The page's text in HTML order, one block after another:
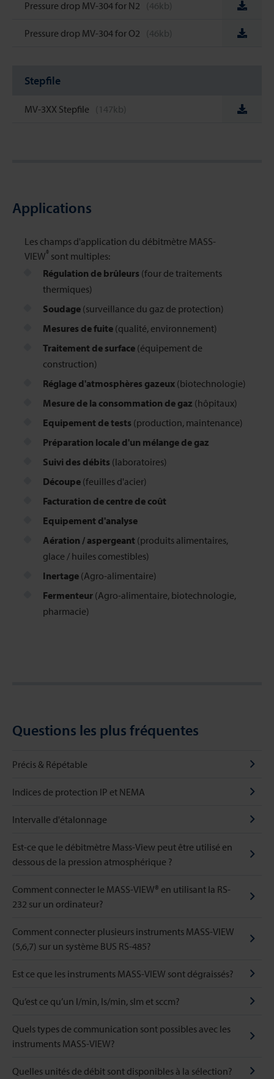
Pressure drop MV-304 for N2 (46kb)
Pressure drop MV-304 for O2 (46kb)
Stepfile
MV-3XX Stepfile (147kb)
Applications
Les champs d'application du débitmètre MASS-
VIEW® sont multiples:
Régulation de brûleurs (four de traitements
thermiques)
Soudage (surveillance du gaz de protection)
Mesures de fuite (qualité, environnement)
Traitement de surface (équipement de
construction)
Réglage d'atmosphères gazeux (biotechnologie)
Mesure de la consommation de gaz (hôpitaux)
Equipement de tests (production, maintenance)
Préparation locale d'un mélange de gaz
Suivi des débits (laboratoires)
Découpe (feuilles d'acier)
Facturation de centre de coût
Equipement d'analyse
Aération / aspergeant (produits alimentaires,
glace / huiles comestibles)
Inertage (Agro-alimentaire)
Fermenteur (Agro-alimentaire, biotechnologie,
pharmacie)
Questions les plus fréquentes
Précis & Répétable
Indices de protection IP et NEMA
Intervalle d'étalonnage
Est-ce que le débitmètre Mass-View peut être utilisé en
dessous de la pression atmosphérique ?
Comment connecter le MASS-VIEW® en utilisant la RS-
232 sur un ordinateur?
Comment connecter plusieurs instruments MASS-VIEW
(5,6,7) sur un système BUS RS-485?
Est ce que les instruments MASS-VIEW sont dégraissés?
Qu’est ce qu’un l/min, ls/min, slm et sccm?
Quels types de communication sont possibles avec les
instruments MASS-VIEW?
Quelles unités de débit sont disponibles à la sélection?